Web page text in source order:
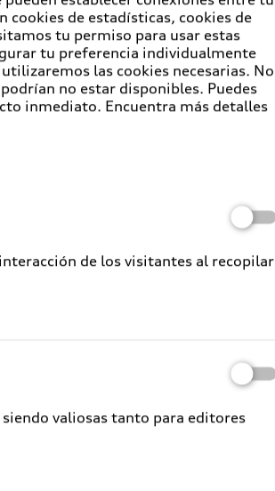
cookies de estadísticas, cookies de
tu permiso para usar estas
tu preferencia individualmente
las cookies necesarias. No
no estar disponibles. Puedes
inmediato. Encuentra más detalles
de los visitantes al recopilar
valiosas tanto para editores